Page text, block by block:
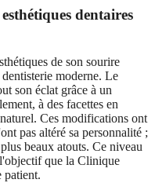
dentaires
de son sourire
moderne. Le
son éclat grâce à un
à des facettes en
Ces modifications ont
pas altéré sa personnalité ;
beaux atouts. Ce niveau
que la Clinique
patient.